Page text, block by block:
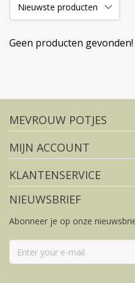
Geen producten gevonden!
FACEBOOK
MEVROUW POTJES
MIJN ACCOUNT
KLANTENSERVICE
NIEUWSBRIEF
Abonneer je op onze